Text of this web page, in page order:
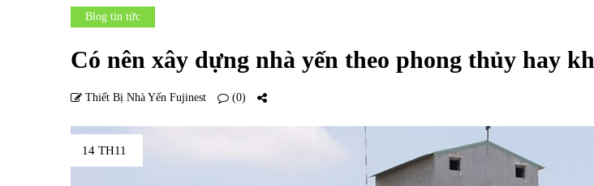
Blog tin tức
Có nên xây dựng nhà yến theo phong thủy hay
Thiết Bị Nhà Yến Fujinest (0)
14 TH11